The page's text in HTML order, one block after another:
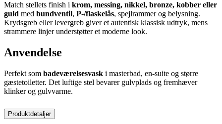
Match stellets finish i krom, messing, nikkel, bronze, kobber eller
guld med bundventil, P-/flaskelås, spejlrammer og belysning.
Krydsgreb eller levergreb giver et autentisk klassisk udtryk, mens
strammere linjer understøtter et moderne look.
Anvendelse
Perfekt som badeværelsesvask i masterbad, en-suite og større
gæstetoiletter. Det luftige stel bevarer gulvplads og fremhæver
klinker og gulvvarme.
Produktdetaljer